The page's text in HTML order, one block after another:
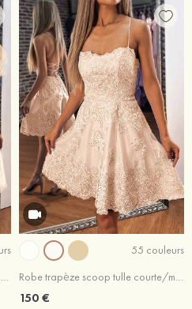
Robe trapèze épaule dénudée tulle courte/mini robe de fête de la rentrée
55 couleurs
Robe trapèze scoop tulle courte/mini robe de fête de la rentrée
150 €